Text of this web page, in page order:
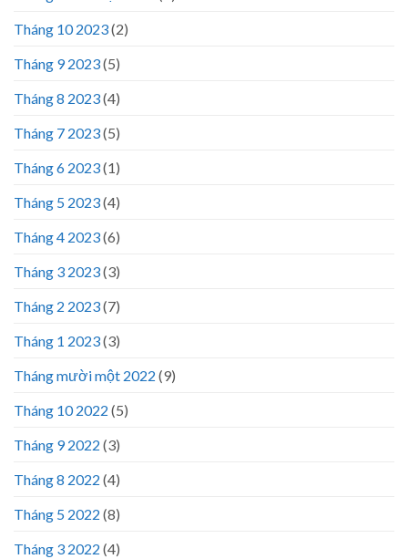
Tháng 10 2023(2)
Tháng 9 2023(5)
Tháng 8 2023(4)
Tháng 7 2023(5)
Tháng 6 2023(1)
Tháng 5 2023(4)
Tháng 4 2023(6)
Tháng 3 2023(3)
Tháng 2 2023(7)
Tháng 1 2023(3)
Tháng mười một 2022 (9)
Tháng 10 2022 (5)
Tháng 9 2022 (3)
Tháng 8 2022 (4)
Tháng 5 2022 (8)
Tháng 3 2022 (4)